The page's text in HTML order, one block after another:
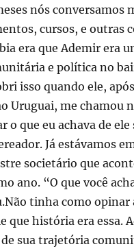
nós conversamos
cursos, e outras
era que Ademir era
e política no
isso quando ele,
Uruguai, me chamou
o que eu achava de ele
Já estávamos
societário que
ano. “O que você
tinha como opinar
que história era essa.
sua trajetória